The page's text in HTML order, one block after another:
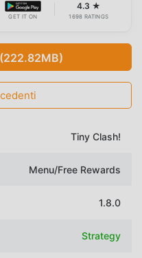
GET IT ON
4.3 ★
1698 RATINGS
Tiny Clash!
Menu/Free Rewards
1.8.0
Strategy